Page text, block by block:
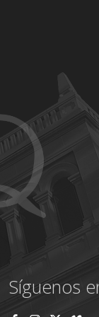
Síguenos